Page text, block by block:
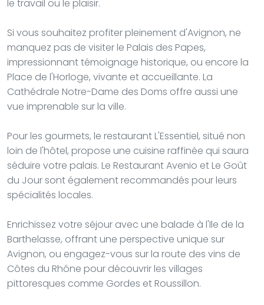
le travail ou le plaisir.
Si vous souhaitez profiter pleinement d'Avignon, ne
manquez pas de visiter le Palais des Papes,
impressionnant témoignage historique, ou encore la
Place de l'Horloge, vivante et accueillante. La
Cathédrale Notre-Dame des Doms offre aussi une
vue imprenable sur la ville.
Pour les gourmets, le restaurant L'Essentiel, situé non
loin de l'hôtel, propose une cuisine raffinée qui saura
séduire votre palais. Le Restaurant Avenio et Le Goût
du Jour sont également recommandés pour leurs
spécialités locales.
Enrichissez votre séjour avec une balade à l'Ile de la
Barthelasse, offrant une perspective unique sur
Avignon, ou engagez-vous sur la route des vins de
Côtes du Rhône pour découvrir les villages
pittoresques comme Gordes et Roussillon.